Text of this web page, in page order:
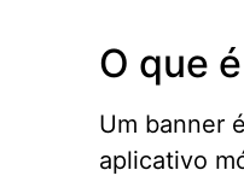
O que
Um banner
aplicativo